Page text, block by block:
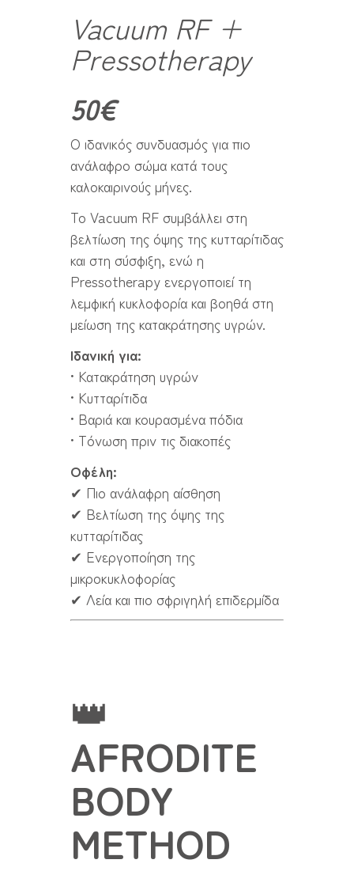
Vacuum RF +
Pressotherapy
50€
Ο ιδανικός συνδυασμός για πιο
ανάλαφρο σώμα κατά τους
καλοκαιρινούς μήνες.
Το Vacuum RF συμβάλλει στη
βελτίωση της όψης της κυτταρίτιδας
και στη σύσφιξη, ενώ η
Pressotherapy ενεργοποιεί τη
λεμφική κυκλοφορία και βοηθά στη
μείωση της κατακράτησης υγρών.
Ιδανική για:
• Κατακράτηση υγρών
• Κυτταρίτιδα
• Βαριά και κουρασμένα πόδια
• Τόνωση πριν τις διακοπές
Οφέλη:
✔ Πιο ανάλαφρη αίσθηση
✔ Βελτίωση της όψης της
κυτταρίτιδας
✔ Ενεργοποίηση της
μικροκυκλοφορίας
✔ Λεία και πιο σφριγηλή επιδερμίδα
👑
AFRODITE
BODY
METHOD